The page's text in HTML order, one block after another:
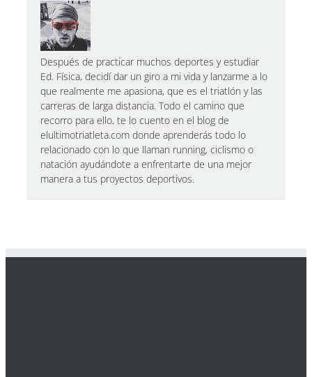
Después de practicar muchos deportes y estudiar
Ed. Física, decidí dar un giro a mi vida y lanzarme a lo
que realmente me apasiona, que es el triatlón y las
carreras de larga distancia. Todo el camino que
recorro para ello, te lo cuento en el blog de
elultimotriatleta.com donde aprenderás todo lo
relacionado con lo que llaman running, ciclismo o
natación ayudándote a enfrentarte de una mejor
manera a tus proyectos deportivos.